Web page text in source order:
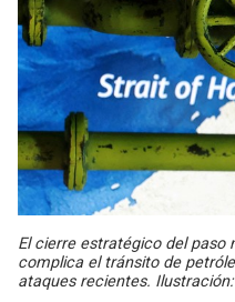
El cierre estratégico del paso
complica el tránsito de
ataques recientes. Ilustración: